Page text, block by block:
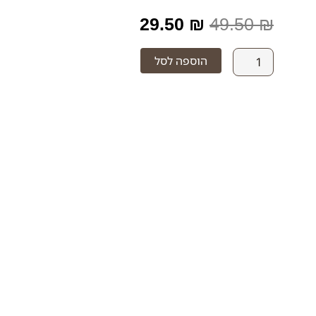
49.50₪
המחיר
המקורי
29.50 ₪
כמות
של
הוספה לסל